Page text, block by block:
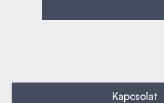
Kapcsolat